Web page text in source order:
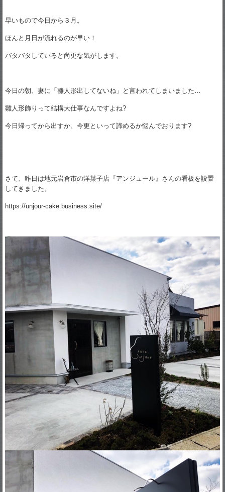
早いもので今日から３月。
ほんと月日が流れるのが早い！
バタバタしていると尚更な気がします。
今日の朝、妻に「雛人形出してないね」と言われてしまいました…
雛人形飾りって結構大仕事なんですよね?
今日帰ってから出すか、今更といって諦めるか悩んでおります?
さて、昨日は地元岩倉市の洋菓子店『アンジュール』さんの看板を設置
してきました。
https://unjour-cake.business.site/